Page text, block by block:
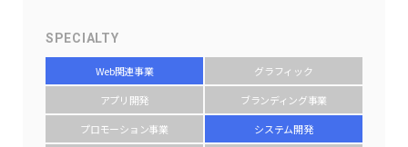
SPECIALTY
Web関連事業
グラフィック
アプリ開発
ブランディング事業
プロモーション事業
システム開発